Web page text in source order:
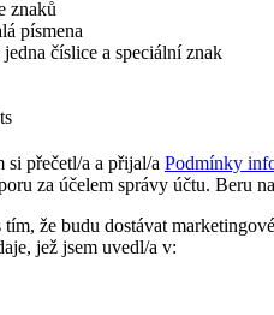
znaků
písmena
číslice a speciální znak
si přečetl/a a přijal/a Podmínky
za účelem správy účtu. Beru
tím, že budu dostávat
jež jsem uvedl/a v: